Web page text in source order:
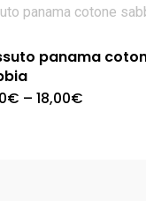
panama
€ – 18,00€